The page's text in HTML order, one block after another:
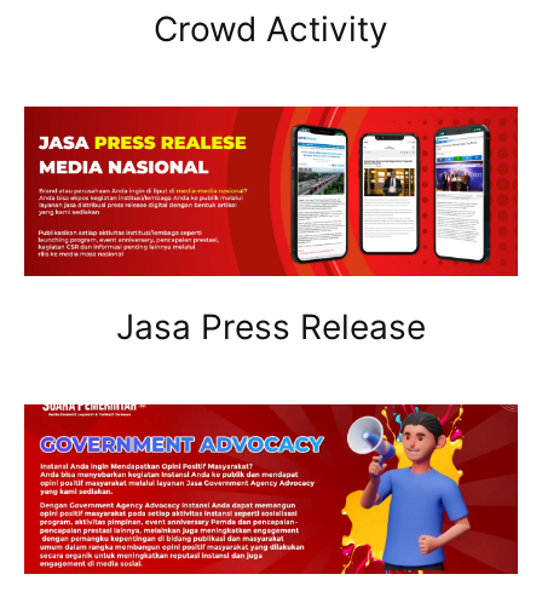
Crowd Activity
Jasa Press Release